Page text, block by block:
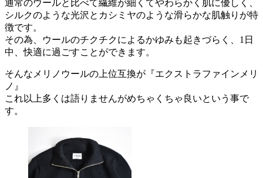
通常のウールと比べて繊維が細くてやわらかく肌に優しく、
シルクのような光沢とカシミヤのような滑らかな肌触りが特
徴です。
その為、ウールのチクチクによるかゆみも起きづらく、1日
中、快適に過ごすことができます。
そんなメリノウールの上位互換が『エクストラファインメリ
ノ』
これ以上多くは語りませんがめちゃくちゃ良いという事で
す。